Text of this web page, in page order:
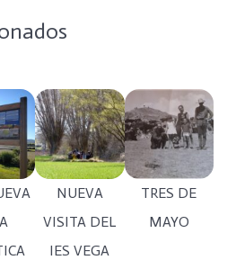
NUEVA
VISITA DEL
IES VEGA
TRES DE
MAYO